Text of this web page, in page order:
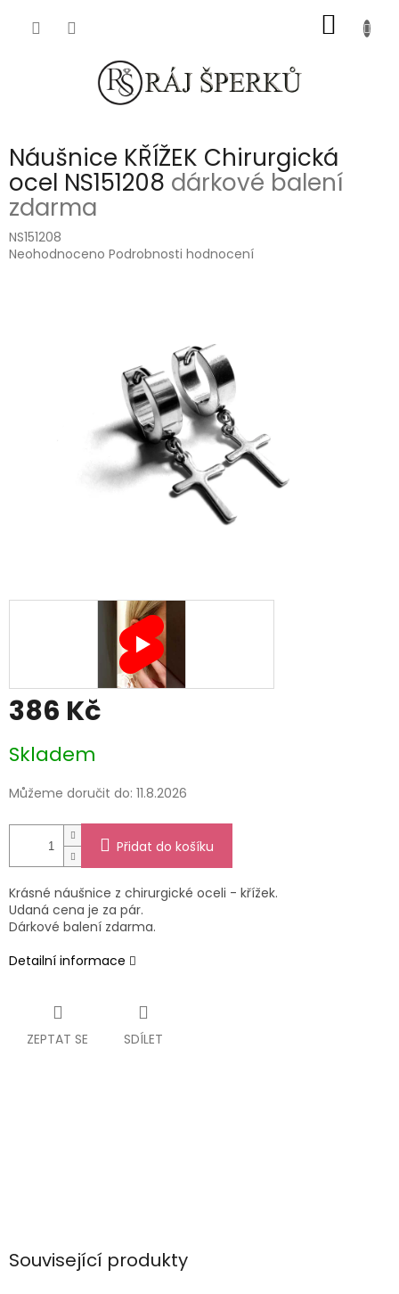
KOŠÍK
Náušnice KŘÍŽEK Chirurgická
ocel NS151208 dárkové balení
zdarma
NS151208
Průměrné
Neohodnoceno Podrobnosti hodnocení
386 Kč
cena:
Skladem
Můžeme doručit do: 11.8.2026
Přidat do košíku
Krásné náušnice z chirurgické oceli - křížek.
Udaná cena je za pár.
Dárkové balení zdarma.
Detailní informace
ZEPTAT SE SDÍLET
Související produkty